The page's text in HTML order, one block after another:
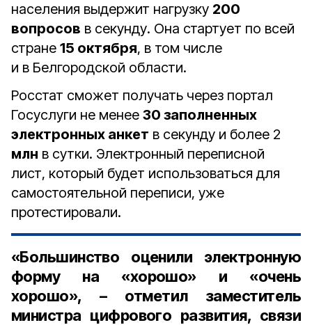
населения выдержит нагрузку 200
вопросов в секунду. Она стартует по всей
стране 15 октября, в том числе
и в Белгородской области.
Росстат сможет получать через портал
Госуслуги не менее 30 заполненных
электронных анкет в секунду и более 2
млн в сутки. Электронный переписной
лист, который будет использоваться для
самостоятельной переписи, уже
протестировали.
«Большинство оценили электронную
форму на «хорошо» и «очень
хорошо», – отметил заместитель
министра цифрового развития, связи